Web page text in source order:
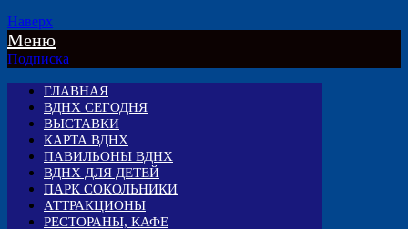
Наверх
Меню
Подписка
ГЛАВНАЯ
ВДНХ СЕГОДНЯ
ВЫСТАВКИ
КАРТА ВДНХ
ПАВИЛЬОНЫ ВДНХ
ВДНХ ДЛЯ ДЕТЕЙ
ПАРК СОКОЛЬНИКИ
АТТРАКЦИОНЫ
РЕСТОРАНЫ, КАФЕ